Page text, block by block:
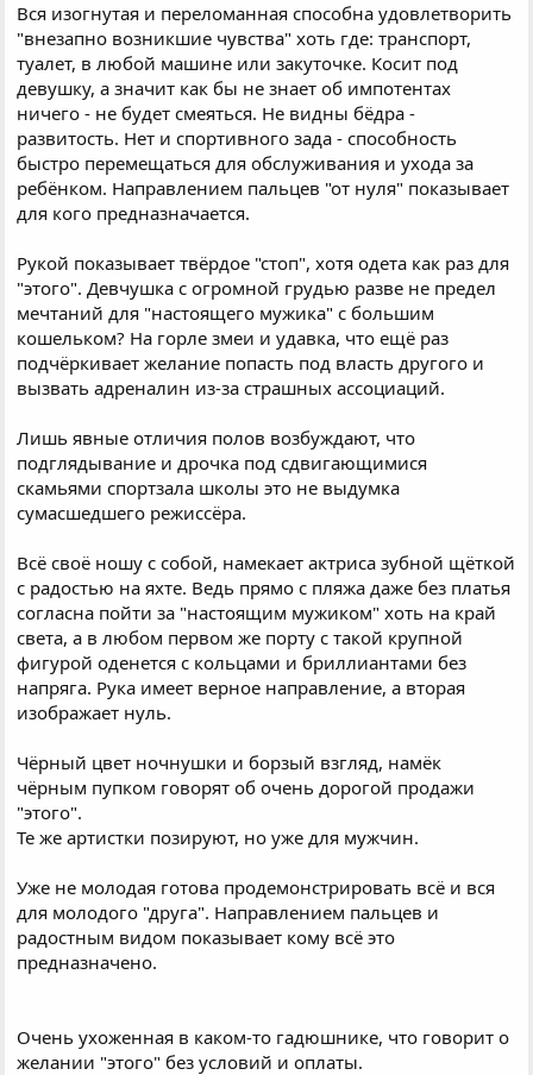
Вся изогнутая и переломанная способна удовлетворить
"внезапно возникшие чувства" хоть где: транспорт,
туалет, в любой машине или закуточке. Косит под
девушку, а значит как бы не знает об импотентах
ничего - не будет смеяться. Не видны бёдра -
развитость. Нет и спортивного зада - способность
быстро перемещаться для обслуживания и ухода за
ребёнком. Направлением пальцев "от нуля" показывает
для кого предназначается.
Рукой показывает твёрдое "стоп", хотя одета как раз для
"этого". Девчушка с огромной грудью разве не предел
мечтаний для "настоящего мужика" с большим
кошельком? На горле змеи и удавка, что ещё раз
подчёркивает желание попасть под власть другого и
вызвать адреналин из-за страшных ассоциаций.
Лишь явные отличия полов возбуждают, что
подглядывание и дрочка под сдвигающимися
скамьями спортзала школы это не выдумка
сумасшедшего режиссёра.
Всё своё ношу с собой, намекает актриса зубной щёткой
с радостью на яхте. Ведь прямо с пляжа даже без платья
согласна пойти за "настоящим мужиком" хоть на край
света, а в любом первом же порту с такой крупной
фигурой оденется с кольцами и бриллиантами без
напряга. Рука имеет верное направление, а вторая
изображает нуль.
Чёрный цвет ночнушки и борзый взгляд, намёк
чёрным пупком говорят об очень дорогой продажи
"этого".
Те же артистки позируют, но уже для мужчин.
Уже не молодая готова продемонстрировать всё и вся
для молодого "друга". Направлением пальцев и
радостным видом показывает кому всё это
предназначено.
Очень ухоженная в каком-то гадюшнике, что говорит о
желании "этого" без условий и оплаты.